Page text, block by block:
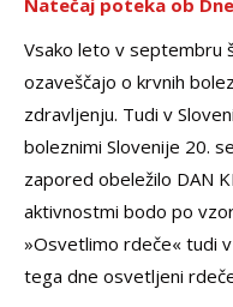
Natečaj poteka ob
Vsako leto v septembru
ozaveščajo o krvnih
zdravljenju. Tudi v
boleznimi Slovenije 20.
zapored obeležilo DAN
aktivnostmi bodo po
»Osvetlimo rdeče« tudi
tega dne osvetljeni